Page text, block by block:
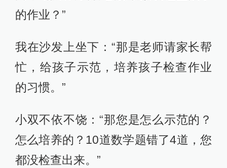
的作业？”
我在沙发上坐下：“那是老师请家长帮
忙，给孩子示范，培养孩子检查作业
的习惯。”
小双不依不饶：“那您是怎么示范的？
怎么培养的？10道数学题错了4道，您
都没检查出来。”